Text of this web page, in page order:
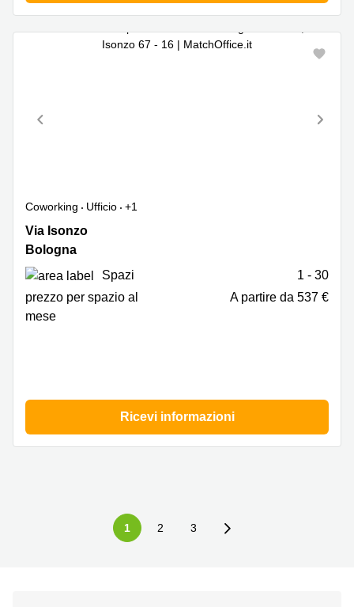
Coworking Ufficio
+1
Via
Isonzo
Bologna
Via Isonzo
Bologna
Spazi
1 - 30
prezzo per spazio al
mese
A partire da 537 €
Ricevi informazioni
1 2 3